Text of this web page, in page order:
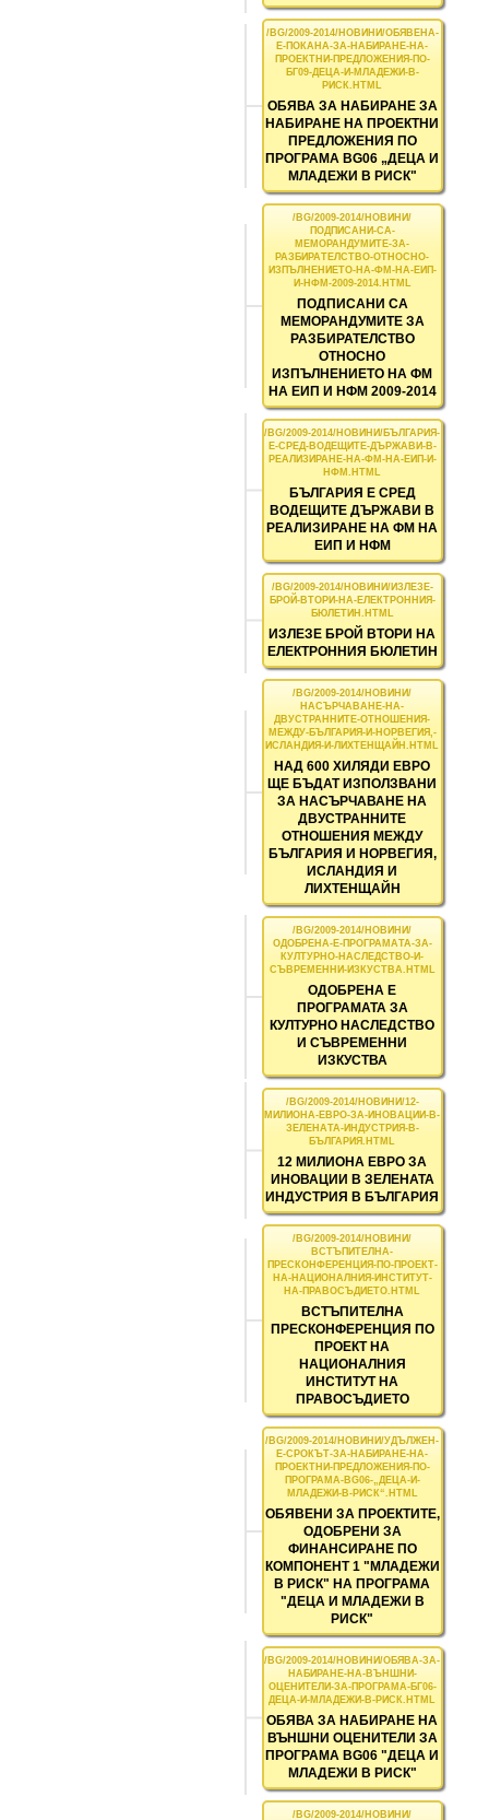
ОБЯВА ЗА НАБИРАНЕ ЗА
НАБИРАНЕ НА ПРОЕКТНИ
ПРЕДЛОЖЕНИЯ ПО
ПРОГРАМА BG06 „ДЕЦА И
МЛАДЕЖИ В РИСК"
ПОДПИСАНИ СА
МЕМОРАНДУМИТЕ ЗА
РАЗБИРАТЕЛСТВО
ОТНОСНО
ИЗПЪЛНЕНИЕТО НА ФМ
НА ЕИП И НФМ 2009-2014
БЪЛГАРИЯ Е СРЕД
ВОДЕЩИТЕ ДЪРЖАВИ В
РЕАЛИЗИРАНЕ НА ФМ НА
ЕИП И НФМ
ИЗЛЕЗЕ БРОЙ ВТОРИ НА
ЕЛЕКТРОННИЯ БЮЛЕТИН
НАД 600 ХИЛЯДИ ЕВРО
ЩЕ БЪДАТ ИЗПОЛЗВАНИ
ЗА НАСЪРЧАВАНЕ НА
ДВУСТРАННИТЕ
ОТНОШЕНИЯ МЕЖДУ
БЪЛГАРИЯ И НОРВЕГИЯ,
ИСЛАНДИЯ И
ЛИХТЕНЩАЙН
ОДОБРЕНА Е
ПРОГРАМАТА ЗА
КУЛТУРНО НАСЛЕДСТВО
И СЪВРЕМЕННИ
ИЗКУСТВА
12 МИЛИОНА ЕВРО ЗА
ИНОВАЦИИ В ЗЕЛЕНАТА
ИНДУСТРИЯ В БЪЛГАРИЯ
ВСТЪПИТЕЛНА
ПРЕСКОНФЕРЕНЦИЯ ПО
ПРОЕКТ НА
НАЦИОНАЛНИЯ
ИНСТИТУТ НА
ПРАВОСЪДИЕТО
ОБЯВЕНИ ЗА ПРОЕКТИТЕ,
ОДОБРЕНИ ЗА
ФИНАНСИРАНЕ ПО
КОМПОНЕНТ 1 "МЛАДЕЖИ
В РИСК" НА ПРОГРАМА
"ДЕЦА И МЛАДЕЖИ В
РИСК"
ОБЯВА ЗА НАБИРАНЕ НА
ВЪНШНИ ОЦЕНИТЕЛИ ЗА
ПРОГРАМА BG06 "ДЕЦА И
МЛАДЕЖИ В РИСК"